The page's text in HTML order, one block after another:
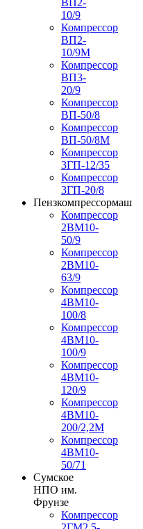
10/9
Компрессор
ВП2-
10/9М
Компрессор
ВП3-
20/9
Компрессор
ВП-50/8
Компрессор
ВП-50/8М
Компрессор
3ГП-12/35
Компрессор
3ГП-20/8
Пензкомпрессормаш
Компрессор
2ВМ10-
50/9
Компрессор
2ВМ10-
63/9
Компрессор
4ВМ10-
100/8
Компрессор
4ВМ10-
100/9
Компрессор
4ВМ10-
120/9
Компрессор
4ВМ10-
200/2,2М
Компрессор
4ВМ10-
50/71
Сумское
НПО им.
Фрунзе
Компрессор